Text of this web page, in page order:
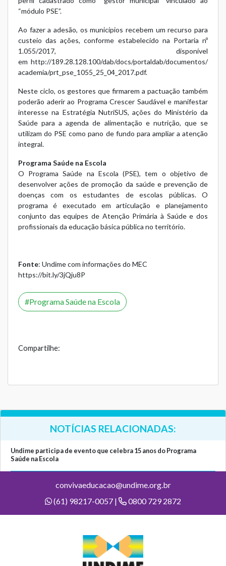
“módulo PSE”.
Ao fazer a adesão, os municípios recebem um recurso para
custeio das ações, conforme estabelecido na Portaria nº
1.055/2017, disponível
em http://189.28.128.100/dab/docs/portaldab/documentos/
academia/prt_pse_1055_25_04_2017.pdf.
Neste ciclo, os gestores que firmarem a pactuação também
poderão aderir ao Programa Crescer Saudável e manifestar
interesse na Estratégia NutriSUS, ações do Ministério da
Saúde para a agenda de alimentação e nutrição, que se
utilizam do PSE como pano de fundo para ampliar a atenção
integral.
Programa Saúde na Escola
O Programa Saúde na Escola (PSE), tem o objetivo de
desenvolver ações de promoção da saúde e prevenção de
doenças com os estudantes de escolas públicas. O
programa é executado em articulação e planejamento
conjunto das equipes de Atenção Primária à Saúde e dos
profissionais da educação básica pública no território.
Fonte: Undime com informações do MEC
https://bit.ly/3jQju8P
Programa Saúde na Escola
Compartilhe:
NOTÍCIAS RELACIONADAS:
Undime participa de evento que celebra 15 anos do Programa
Saúde na Escola
convivaeducacao@undime.org.br
(61) 98217-0057 |
0800 729 2872